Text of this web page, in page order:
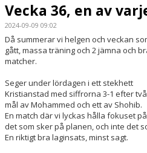
Vecka 36, en av
2024-09-09 09:02
Då summerar vi helgen och veckan
gått, massa träning och 2 jämna och
matcher.
Seger under lördagen i ett stekhett
Kristianstad med siffrorna 3-1 efter två
mål av Mohammed och ett av Shohib.
En match där vi lyckas hålla fokuset på
det som sker på planen, och inte det
En riktigt bra laginsats, minst sagt.